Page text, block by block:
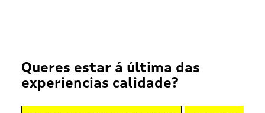
Queres estar á última das
experiencias calidade?